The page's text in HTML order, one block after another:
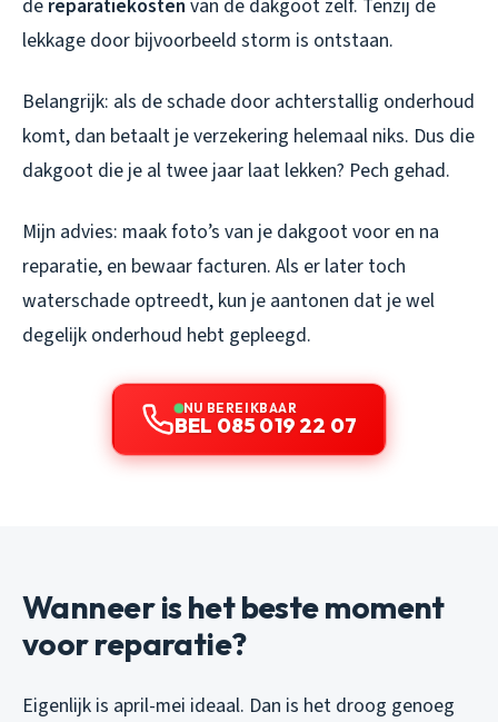
de reparatiekosten van de dakgoot zelf. Tenzij de
lekkage door bijvoorbeeld storm is ontstaan.
Belangrijk: als de schade door achterstallig onderhoud
komt, dan betaalt je verzekering helemaal niks. Dus die
dakgoot die je al twee jaar laat lekken? Pech gehad.
Mijn advies: maak foto’s van je dakgoot voor en na
reparatie, en bewaar facturen. Als er later toch
waterschade optreedt, kun je aantonen dat je wel
degelijk onderhoud hebt gepleegd.
NU BEREIKBAAR
BEL 085 019 22 07
Wanneer is het beste moment
voor reparatie?
Eigenlijk is april-mei ideaal. Dan is het droog genoeg